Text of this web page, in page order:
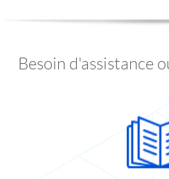
Besoin d'assistance